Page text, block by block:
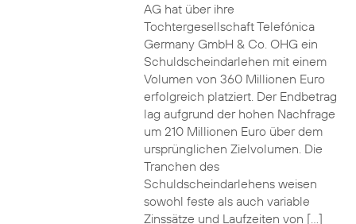
AG hat über ihre
Tochtergesellschaft Telefónica
Germany GmbH & Co. OHG ein
Schuldscheindarlehen mit einem
Volumen von 360 Millionen Euro
erfolgreich platziert. Der Endbetrag
lag aufgrund der hohen Nachfrage
um 210 Millionen Euro über dem
ursprünglichen Zielvolumen. Die
Tranchen des
Schuldscheindarlehens weisen
sowohl feste als auch variable
Zinssätze und Laufzeiten von […]